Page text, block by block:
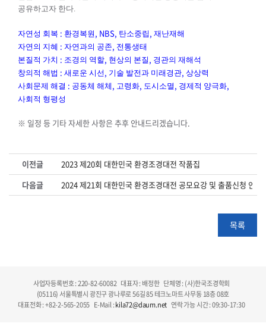
공유하고자 한다
자연성 회복 : 환경복원 , NBS, 탄소중립 , 재난재해
자연의 지혜 : 자연과의 공존, 전통생태
본질적 가치 : 조경의 역할, 현상의 본질 , 경관의 재해석
창의적 해법 : 새로운 시선 , 기술 발전과 미래경관, 상상력
사회문제 해결 : 공동체 해체 , 고령화, 도시소멸 , 경제적 양극화,
사회적 형평성
※ 일정 등 기타 자세한 사항은 추후 안내드리겠습니다.
이전글
2023 제20회 대한민국 환경조경대전 작품집
다음글
2024 제21회 대한민국 환경조경대전 공모요강 및 출품신청 안내
목록
사업자등록번호 : 220-82-60082 대표자 : 배정한 단체명 : (사)한국조경학회
(05116) 서울특별시 광진구 광나루로 56길 85 테크노마트 사무동 18층 08호
대표전화 : +82-2-565-2055 E-Mail :kila72@daum.net 연락 가능 시간 : 09:30-17:30